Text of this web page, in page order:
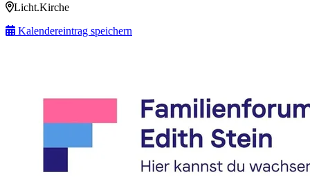
Licht.Kirche
Kalendereintrag speichern